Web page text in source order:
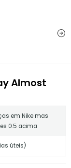
Almost
em Nike mas
0.5 acima
úteis)